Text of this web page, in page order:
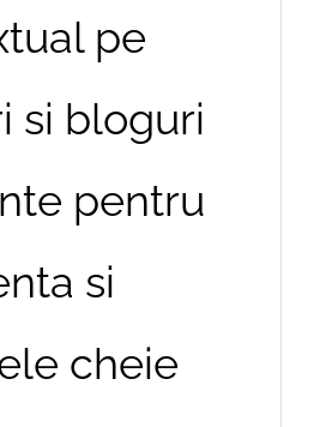
pe
si bloguri
pentru
si
cheie